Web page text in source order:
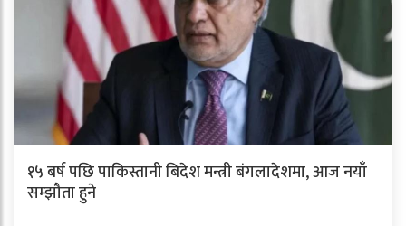
१५ बर्ष पछि पाकिस्तानी बिदेश मन्त्री बंगलादेशमा, आज नयाँ
सम्झौता हुने